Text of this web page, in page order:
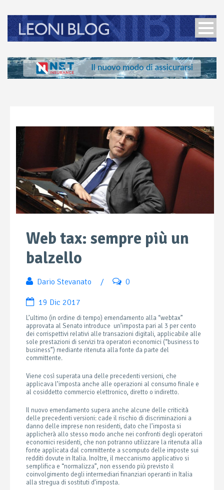
Web tax: sempre più un
balzello
Dario Stevanato / 0
19 Dic 2017
L’ultimo (in ordine di tempo) emendamento alla “webtax”
approvata al Senato introduce un’imposta pari al 3 per cento
dei corrispettivi relativi alle transazioni digitali, applicabile alle
sole prestazioni di servizi tra operatori economici (“business to
business”) mediante ritenuta alla fonte da parte del
committente.
Viene così superata una delle precedenti versioni, che
applicava l’imposta anche alle operazioni al consumo finale e
al cosiddetto commercio elettronico, diretto o indiretto.
Il nuovo emendamento supera anche alcune delle criticità
delle precedenti versioni: cade il rischio di discriminazioni a
danno delle imprese non residenti, dato che l’imposta si
applicherà allo stesso modo anche nei confronti degli operatori
economici residenti, che non potranno utilizzare la ritenuta alla
fonte applicata dal committente a scomputo delle imposte sui
redditi dovute in Italia. Inoltre, il meccanismo applicativo si
semplifica e “normalizza”, non essendo più previsto il
coinvolgimento degli intermediari finanziari operanti in Italia
alla stregua di sostituti d’imposta.